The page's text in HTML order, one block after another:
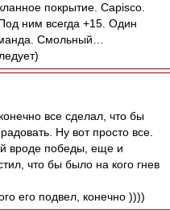
покрытие. Сapisco.
ним всегда +15. Один
Смольный…
все сделал, что бы
Ну вот просто все.
вроде победы, еще и
что бы было на кого гнев
его подвел, конечно ))))